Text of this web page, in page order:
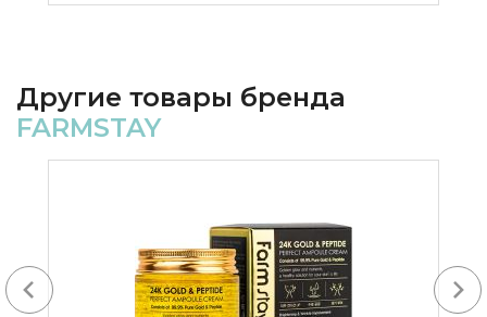
Другие товары бренда
FARMSTAY
Next